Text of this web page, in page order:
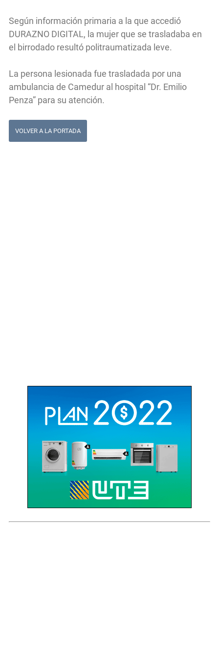
Según información primaria a la que accedió
DURAZNO DIGITAL, la mujer que se trasladaba en
el birrodado resultó politraumatizada leve.
La persona lesionada fue trasladada por una
ambulancia de Camedur al hospital “Dr. Emilio
Penza” para su atención.
VOLVER A LA PORTADA